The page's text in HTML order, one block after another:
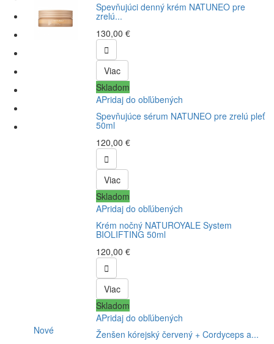
Spevňujúci denný krém NATUNEO pre
zrelú...
130,00 €

Viac
Skladom
APridaj do obľúbených
Spevňujúce sérum NATUNEO pre zrelú pleť
50ml
120,00 €

Viac
Skladom
APridaj do obľúbených
Krém nočný NATUROYALE System
BIOLIFTING 50ml
120,00 €

Viac
Skladom
APridaj do obľúbených
Nové
Ženšen kórejský červený + Cordyceps a...